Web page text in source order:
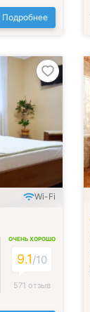
Подробнее
Wi-Fi
ОЧЕНЬ ХОРОШО
9.1/10
571 отзыв